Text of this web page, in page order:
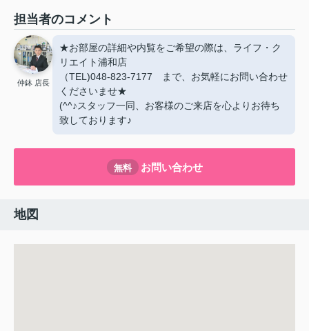
担当者のコメント
仲鉢 店長
★お部屋の詳細や内覧をご希望の際は、ライフ・ク
リエイト浦和店
（TEL)048-823-7177 まで、お気軽にお問い合わせ
くださいませ★
(^^♪スタッフ一同、お客様のご来店を心よりお待ち
致しております♪
無料 お問い合わせ
地図